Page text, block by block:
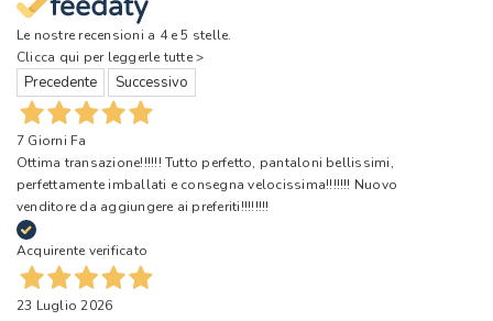
Le nostre recensioni a 4 e 5 stelle.
Clicca qui per leggerle tutte >
Precedente Successivo
7 Giorni Fa
Ottima transazione!!!!!! Tutto perfetto, pantaloni bellissimi,
perfettamente imballati e consegna velocissima!!!!!!! Nuovo
venditore da aggiungere ai preferiti!!!!!!!!
Acquirente verificato
23 Luglio 2026